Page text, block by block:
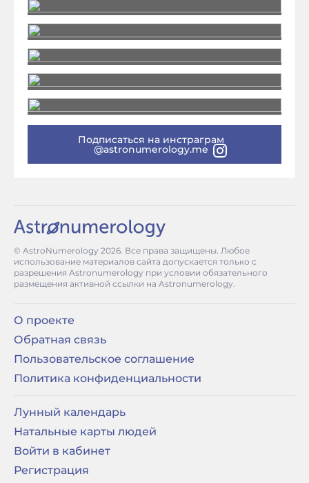
Подписаться на инстраграм
@astronumerology.me
© AstroNumerology 2026. Все права защищены. Любое
использование материалов сайта допускается только с
разрешения Astronumerology при условии обязательного
размещения активной ссылки на Astronumerology.
О проекте
Обратная связь
Пользовательское соглашение
Политика конфиденциальности
Лунный календарь
Натальные карты людей
Войти в кабинет
Регистрация